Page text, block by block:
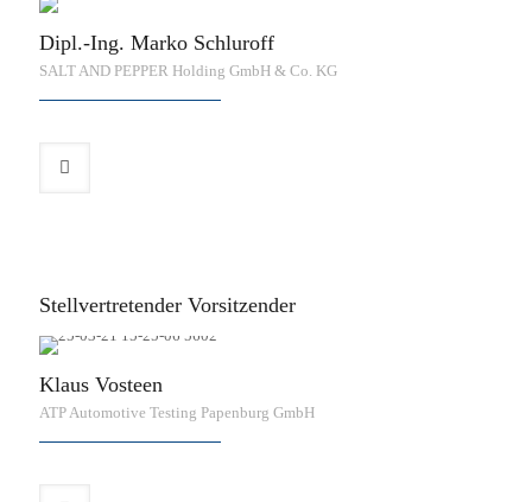
Dipl.-Ing. Marko Schluroff
SALT AND PEPPER Holding GmbH & Co. KG
Stellvertretender Vorsitzender
Klaus Vosteen
ATP Automotive Testing Papenburg GmbH